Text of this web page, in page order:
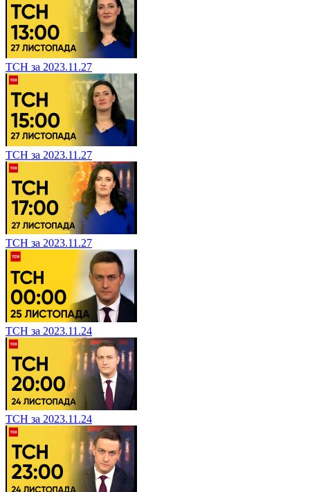
ТСН за 2023.11.27
ТСН за 2023.11.27
ТСН за 2023.11.27
ТСН за 2023.11.24
ТСН за 2023.11.24